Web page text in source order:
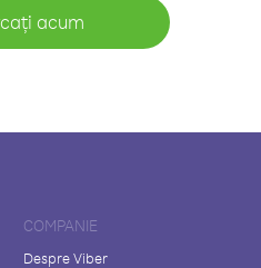
acum
COMPANIE
Despre Viber